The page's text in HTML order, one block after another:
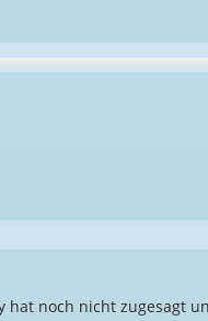
hat noch nicht zugesagt